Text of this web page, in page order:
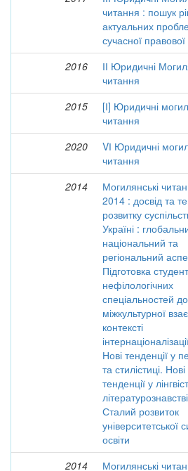
читання : пошук
актуальних
сучасної
2016
ІІ Юридичні
читання
2015
[І] Юридичні
читання
2020
VІ Юридичні
читання
2014
Могилянські
2014 : досвід та
розвитку
Україні :
національний та
регіональний
Підготовка
нефілологічних
спеціальностей до
міжкультурної
контексті
Нові тенденції у
та стилістиці. Нові
тенденції у
Сталий розвиток
університетської
освіти
2014
Могилянські